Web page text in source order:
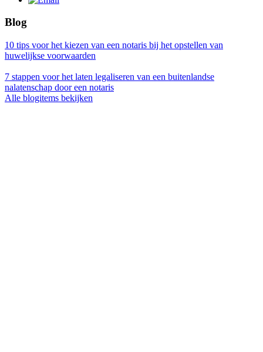
Blog
10 tips voor het kiezen van een notaris bij het opstellen van
huwelijkse voorwaarden
7 stappen voor het laten legaliseren van een buitenlandse
nalatenschap door een notaris
Alle blogitems bekijken